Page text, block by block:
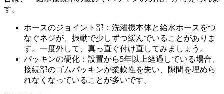
す。
ホースのジョイント部：洗濯機本体と給水ホースをつ
なぐネジが、振動で少しずつ緩んでいることがありま
す。一度外して、真っ直ぐ付け直してみましょう。
パッキンの硬化：設置から5年以上経過している場合、
接続部のゴムパッキンが柔軟性を失い、隙間を埋めら
れなくなっていることが多いです。